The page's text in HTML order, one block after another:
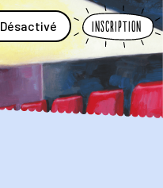
Désactivé Inscription